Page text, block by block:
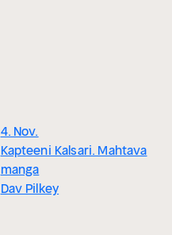
4. Nov.
Kapteeni Kalsari. Mahtava
manga
Dav Pilkey